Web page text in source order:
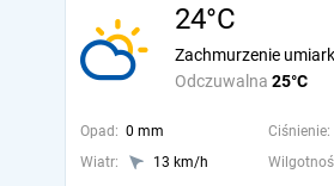
24°C
Odczuwalna 25°C
Zachmurzenie
Opad: 0 mm Ciśnienie:
Wiatr:
13 km/h